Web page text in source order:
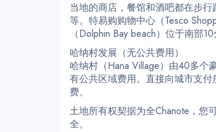
当地的商店，餐馆和酒吧都在步
等。特易购购物中心（Tesco
（Dolphin Bay beach）位于南部10
哈纳村发展（无公共费用）
哈纳村（Hana Village）由40多个
有公共区域费用。直接向城市支
费。
土地所有权契据为全Chanote，您
全。